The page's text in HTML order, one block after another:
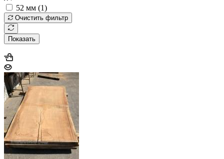
52 мм (1)
Очистить фильтр
Показать